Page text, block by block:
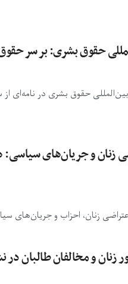
حقوق بشری: بر سر
حقوق بشری در نامه‌ای
و جریان‌های سیاسی:
زنان، احزاب و جریان‌های
زنان و مخالفان طالبان